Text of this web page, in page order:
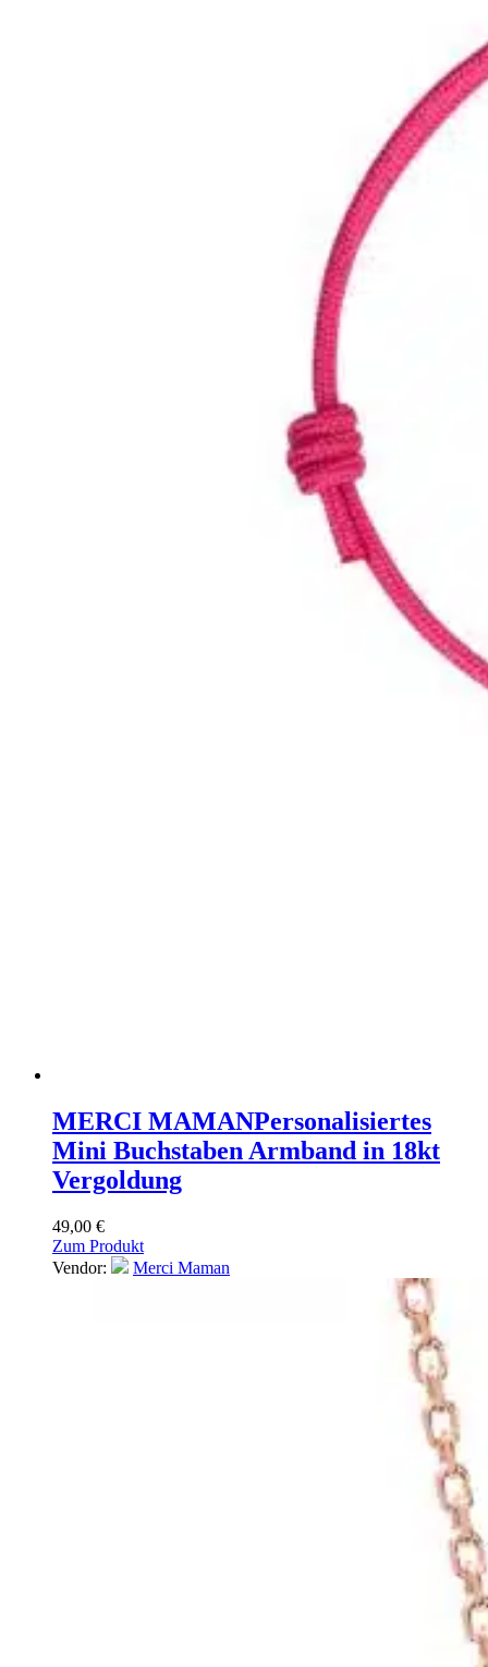
MERCI MAMANPersonalisiertes
Mini Buchstaben Armband in 18kt
Vergoldung
49,00 €
Zum Produkt
Vendor:
Merci Maman